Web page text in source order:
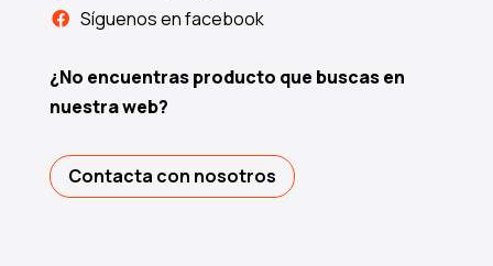
 Síguenos en facebook
¿No encuentras producto que buscas en
nuestra web?
Contacta con nosotros